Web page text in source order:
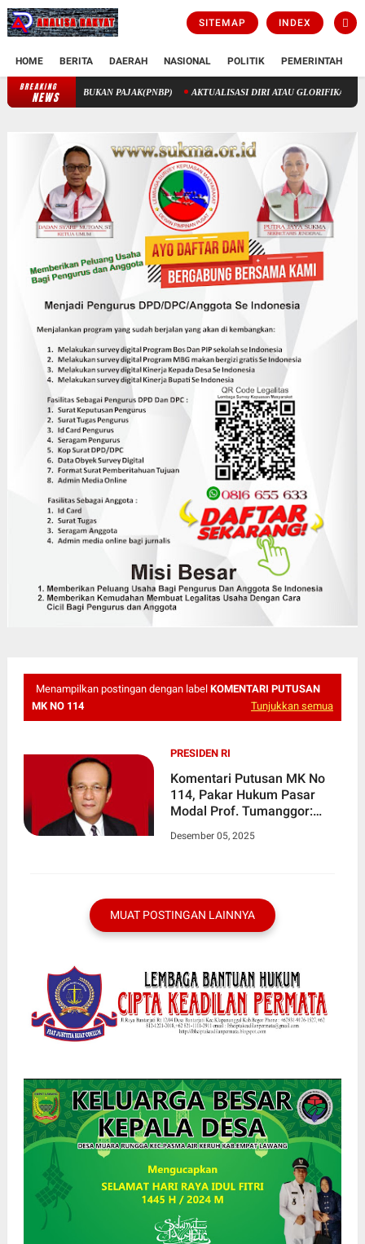
SITEMAP INDEX
HOME BERITA DAERAH NASIONAL POLITIK PEMERINTAH
BREAKING
NEWS
BUKAN PAJAK(PNBP) AKTUALISASI DIRI ATAU GLORIFIKASI DIRI?
Menampilkan postingan dengan label KOMENTARI PUTUSAN
MK NO 114
Tunjukkan semua
PRESIDEN RI
Komentari Putusan MK No
114, Pakar Hukum Pasar
Modal Prof. Tumanggor:
KUHAP Baru
Desember 05, 2025
MUAT POSTINGAN LAINNYA